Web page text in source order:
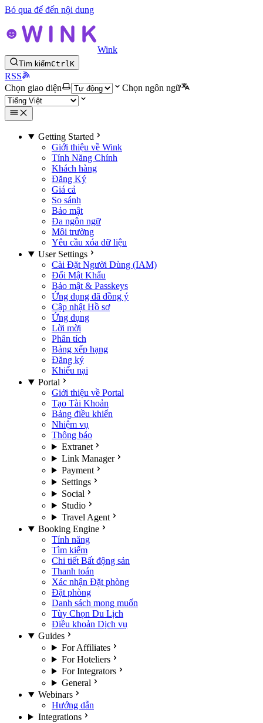
Bỏ qua để đến nội dung
Wink
Tìm kiếmCtrlK
RSS
Chọn giao diện
Chọn ngôn ngữ
Getting Started
Giới thiệu về Wink
Tính Năng Chính
Khách hàng
Đăng Ký
Giá cả
So sánh
Bảo mật
Đa ngôn ngữ
Môi trường
Yêu cầu xóa dữ liệu
User Settings
Cài Đặt Người Dùng (IAM)
Đổi Mật Khẩu
Bảo mật & Passkeys
Ứng dụng đã đồng ý
Cập nhật Hồ sơ
Ứng dụng
Lời mời
Phân tích
Bảng xếp hạng
Đăng ký
Khiếu nại
Portal
Giới thiệu về Portal
Tạo Tài Khoản
Bảng điều khiển
Nhiệm vụ
Thông báo
Extranet
Link Manager
Payment
Settings
Social
Studio
Travel Agent
Booking Engine
Tính năng
Tìm kiếm
Chi tiết Bất động sản
Thanh toán
Xác nhận Đặt phòng
Đặt phòng
Danh sách mong muốn
Tùy Chọn Du Lịch
Điều khoản Dịch vụ
Guides
For Affiliates
For Hoteliers
For Integrators
General
Webinars
Hướng dẫn
Integrations